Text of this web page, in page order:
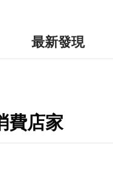
最新發現
費店家